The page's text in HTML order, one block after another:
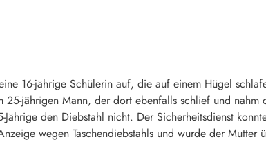
16-jährige Schülerin auf, die auf einem Hügel
jährigen Mann, der dort ebenfalls schlief und nahm
den Diebstahl nicht. Der Sicherheitsdienst
wegen Taschendiebstahls und wurde der Mutter